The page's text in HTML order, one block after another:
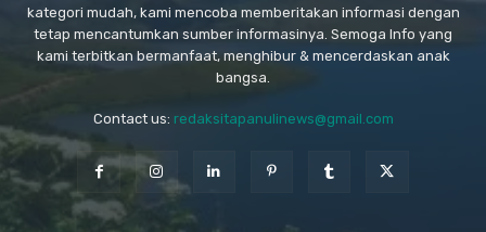
kategori mudah, kami mencoba memberitakan informasi dengan
tetap mencantumkan sumber informasinya. Semoga Info yang
kami terbitkan bermanfaat, menghibur & mencerdaskan anak
bangsa.
Contact us: redaksitapanulinews@gmail.com